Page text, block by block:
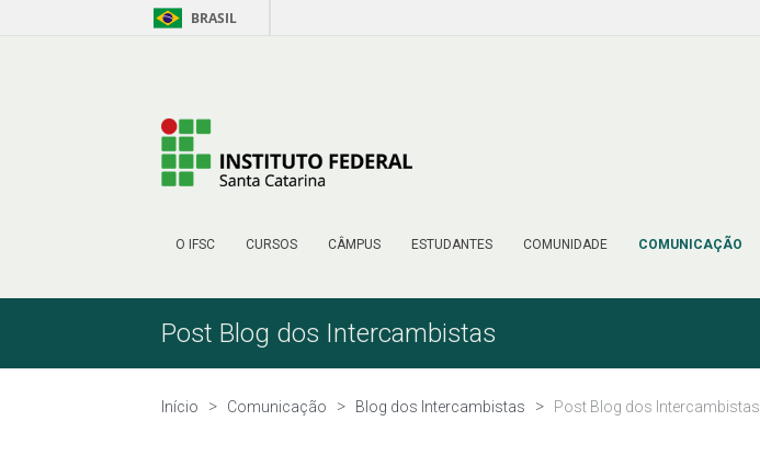
Pular para o Conteúdo BRASIL
O IFSC CURSOS CÂMPUS ESTUDANTES COMUNIDADE COMUNICAÇÃO
Post Blog dos Intercambistas
Início Comunicação Blog dos Intercambistas Post Blog dos Intercambistas